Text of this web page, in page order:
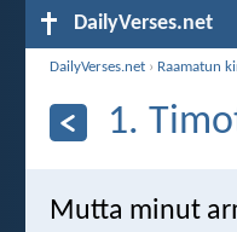
DailyVerses.net
DailyVerses.net › Raamatun
1.
Mutta minut